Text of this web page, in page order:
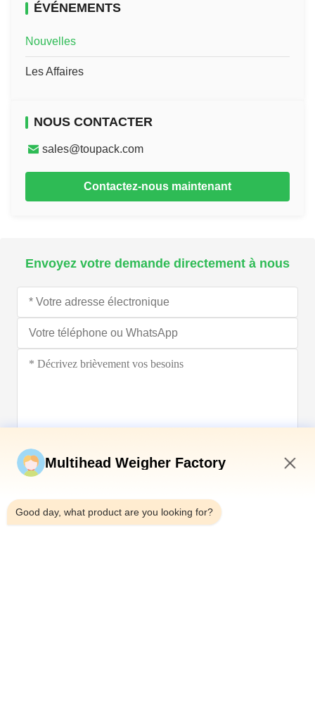
ÉVÉNEMENTS
Nouvelles
Les Affaires
NOUS CONTACTER
sales@toupack.com
Contactez-nous maintenant
Envoyez votre demande directement à nous
Multihead Weigher Factory
Good day, what product are you looking for?